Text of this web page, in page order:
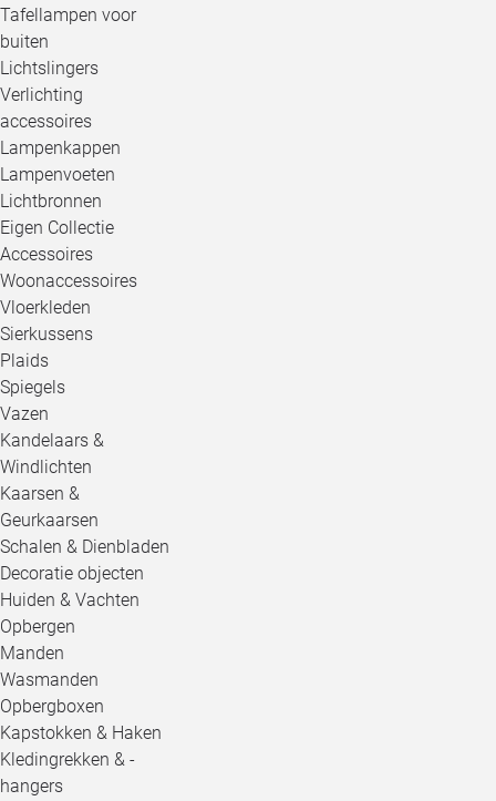
Tafellampen voor
buiten
Lichtslingers
Verlichting
accessoires
Lampenkappen
Lampenvoeten
Lichtbronnen
Eigen Collectie
Accessoires
Woonaccessoires
Vloerkleden
Sierkussens
Plaids
Spiegels
Vazen
Kandelaars &
Windlichten
Kaarsen &
Geurkaarsen
Schalen & Dienbladen
Decoratie objecten
Huiden & Vachten
Opbergen
Manden
Wasmanden
Opbergboxen
Kapstokken & Haken
Kledingrekken & -
hangers